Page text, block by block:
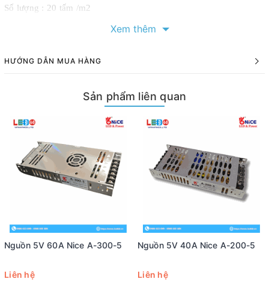
Số lượng : 20 tấm /m2
Xuất xứ : Trung Quốc
Việt Nam số điện thoại 0988.033.099
Xem thêm
HƯỚNG DẪN MUA HÀNG
Sản phẩm liên quan
Nguồn 5V 60A Nice A-300-5
Liên hệ
Nguồn 5V 40A Nice A-200-5
Liên hệ